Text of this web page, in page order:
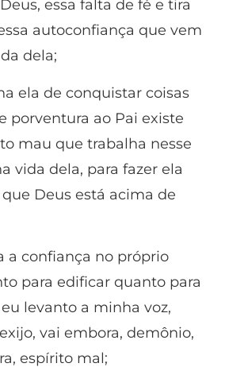
essa falta de fé e tira
autoconfiança que vem
dela;
ela de conquistar coisas
porventura ao Pai existe
mau que trabalha nesse
vida dela, para fazer ela
Deus está acima de
a confiança no próprio
para edificar quanto para
levanto a minha voz,
vai embora, demônio,
espírito mal;